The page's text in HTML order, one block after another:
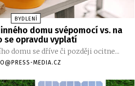
BYDLENÍ
domu svépomocí vs. na
se opravdu vyplatí
domu se dříve či později ocitne...
MEDIA.CZ